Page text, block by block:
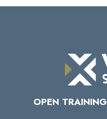
OPEN TRAINING